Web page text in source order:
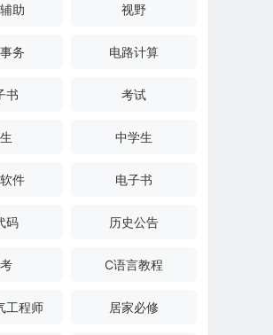
助 视野
务 电路计算
书 考试
中学生
件 电子书
码 历史公告
C语言教程
工程师 居家必修